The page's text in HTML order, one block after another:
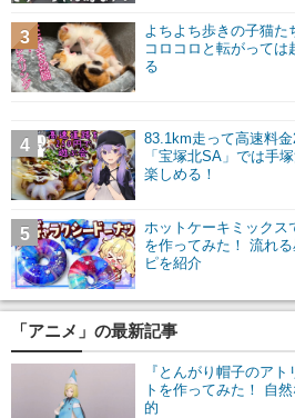
よちよち歩きの子猫た
コロコロと転がって
る
3
83.1km走って高速料
「宝塚北SA」では手
楽しめる！
4
ホットケーキミックス
を作ってみた！ 流れ
ピを紹介
5
「アニメ」の最新記事
『とんがり帽子のア
トを作ってみた！ 自
的